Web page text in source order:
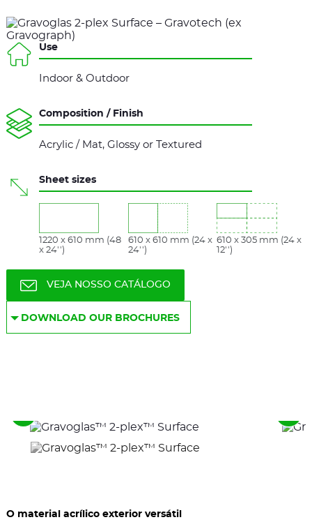
Use
Indoor & Outdoor
Composition / Finish
Acrylic / Mat, Glossy or Textured
Sheet sizes
1220 x 610 mm (48
x 24'')
610 x 610 mm (24 x
24'')
610 x 305 mm (24 x
12'')
VEJA NOSSO CATÁLOGO
DOWNLOAD OUR BROCHURES
os
elementos
anteriores
os
O material acrílico exterior versátil